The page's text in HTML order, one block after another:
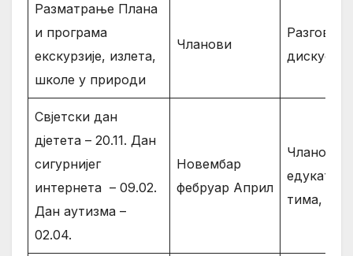
Разматрање Плана
и програма
екскурзије, излета,
школе у природи
Чланови
Разговор,
дискусија
Свјетски дан
дјетета – 20.11. Дан
сигурнијег
интернета – 09.02.
Дан аутизма –
02.04.
Новембар
фебруар Април
Чланови
тима,